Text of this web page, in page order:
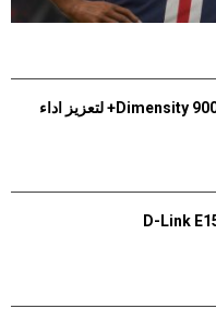
ميدياتك تطلق شريحة Dimensity 9000+ لتعزيز أداء